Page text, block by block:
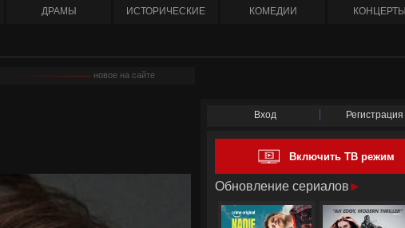
ДРАМЫ ИСТОРИЧЕСКИЕ КОМЕДИИ КОНЦЕРТЫ
новое на сайте
Вход Регистрация
Включить ТВ режим
Обновление сериалов